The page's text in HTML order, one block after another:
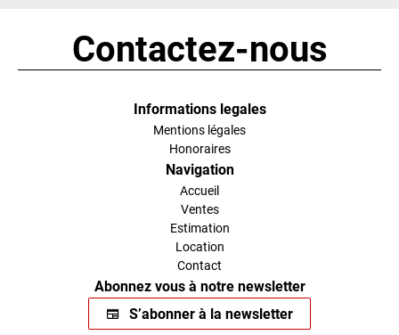
Contactez-nous
Informations legales
Mentions légales
Honoraires
Navigation
Accueil
Ventes
Estimation
Location
Contact
Abonnez vous à notre newsletter
S’abonner à la newsletter